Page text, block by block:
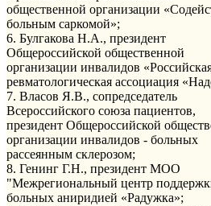
общественной организации
больным саркомой»;
6. Булгакова Н.А., президент
Общероссийской общественной
организации инвалидов
ревматологическая ассоциация
7. Власов Я.В., сопредседатель
Всероссийского союза пациентов,
президент Общероссийской
организации инвалидов - больных
рассеянным склерозом;
8. Генинг Г.Н., президент МОО
"Межрегиональный центр
больных аниридией «Радужка»;